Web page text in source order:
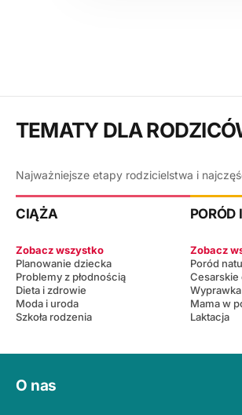
TEMATY DLA
Najważniejsze etapy rodzicielstwa i
CIĄŻA
Zobacz wszystko
Planowanie dziecka
Problemy z płodnością
Dieta i zdrowie
Moda i uroda
Szkoła rodzenia
PORÓD
Zobacz
Poród
Cesarskie
Mama w
Laktacja
O nas